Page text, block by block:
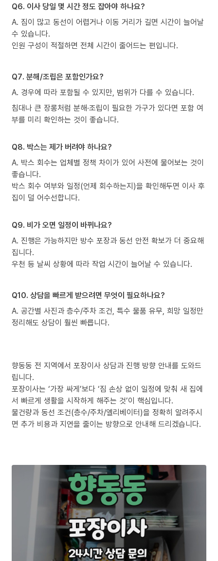
Q6. 이사 당일 몇 시간 정도 잡아야 하나요?
A. 짐이 많고 동선이 어렵거나 이동 거리가 길면 시간이 늘어날
수 있습니다.
인원 구성이 적절하면 전체 시간이 줄어드는 편입니다.
Q7. 분해/조립은 포함인가요?
A. 경우에 따라 포함될 수 있지만, 범위가 다를 수 있습니다.
침대나 큰 장롱처럼 분해·조립이 필요한 가구가 있다면 포함 여
부를 미리 확인하는 것이 좋습니다.
Q8. 박스는 제가 버려야 하나요?
A. 박스 회수는 업체별 정책 차이가 있어 사전에 물어보는 것이
좋습니다.
박스 회수 여부와 일정(언제 회수하는지)을 확인해두면 이사 후
집이 덜 어수선합니다.
Q9. 비가 오면 일정이 바뀌나요?
A. 진행은 가능하지만 방수 포장과 동선 안전 확보가 더 중요해
집니다.
우천 등 날씨 상황에 따라 작업 시간이 늘어날 수 있습니다.
Q10. 상담을 빠르게 받으려면 무엇이 필요하나요?
A. 공간별 사진과 층수/주차 조건, 특수 물품 유무, 희망 일정만
정리해도 상담이 훨씬 빠릅니다.
향동동 전 지역에서 포장이사 상담과 진행 방향 안내를 도와드
립니다.
포장이사는 ‘가장 싸게’보다 ‘짐 손상 없이 일정에 맞춰 새 집에
서 빠르게 생활을 시작하게 해주는 것’이 핵심입니다.
물건량과 동선 조건(층수/주차/엘리베이터)을 정확히 알려주시
면 추가 비용과 지연을 줄이는 방향으로 안내해 드리겠습니다.